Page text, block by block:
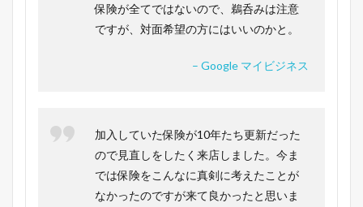
保険が全てではないので、鵜呑みは注意
ですが、対面希望の方にはいいのかと。
– Google マイビジネス
加入していた保険が10年たち更新だった
ので見直しをしたく来店しました。今ま
では保険をこんなに真剣に考えたことが
なかったのですが来て良かったと思いま